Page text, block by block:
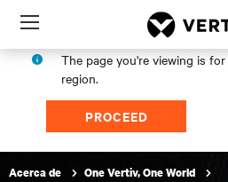
Menu
The page you're viewing is for
region.
PROCEED
Acerca de One Vertiv, One World